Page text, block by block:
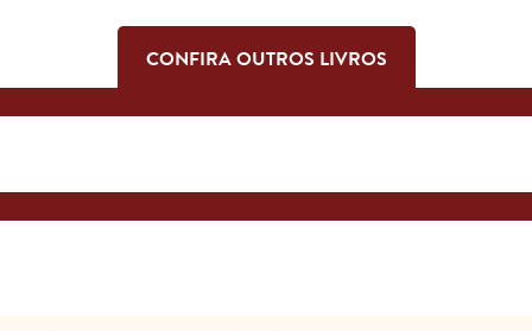
CONFIRA OUTROS LIVROS